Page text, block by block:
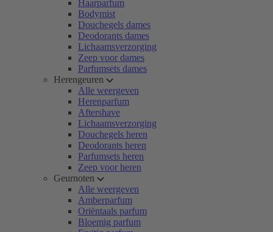
Haarparfum
Bodymist
Douchegels dames
Deodorants dames
Lichaamsverzorging
Zeep voor dames
Parfumsets dames
Herengeuren
Alle weergeven
Herenparfum
Aftershave
Lichaamsverzorging
Douchegels heren
Deodorants heren
Parfumsets heren
Zeep voor heren
Geurnoten
Alle weergeven
Amberparfum
Oriëntaals parfum
Bloemig parfum